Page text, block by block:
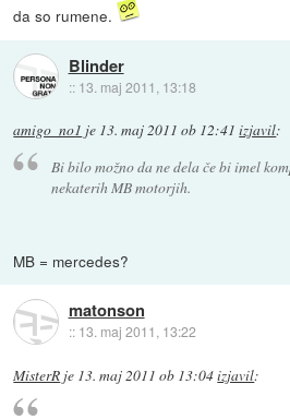
da so rumene.
Blinder
:: 13. maj 2011, 13:18
amigo_no1 je 13. maj 2011 ob 12:41 izjavil:
Bi bilo možno da ne dela če bi imel
nekaterih MB motorjih.
MB = mercedes?
matonson
:: 13. maj 2011, 13:22
MisterR je 13. maj 2011 ob 13:04izjavil: